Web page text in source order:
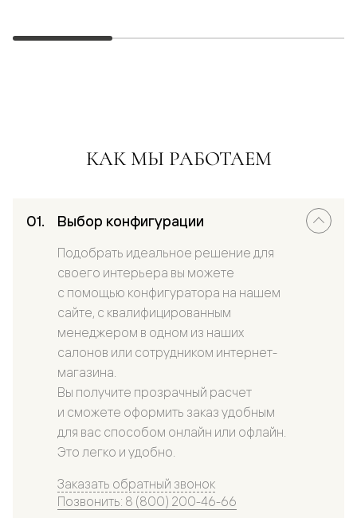
КАК МЫ РАБОТАЕМ
Выбор конфигурации
Подобрать идеальное решение для
своего интерьера вы можете
с помощью конфигуратора на нашем
сайте, с квалифицированным
менеджером в одном из наших
салонов или сотрудником интернет-
магазина.
Вы получите прозрачный расчет
и сможете оформить заказ удобным
для вас способом онлайн или офлайн.
Это легко и удобно.
Заказать обратный звонок
Позвонить: 8 (800) 200-46-66